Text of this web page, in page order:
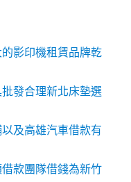
影印機租賃品牌乾
發合理新北床墊選
及高雄汽車借款有
款團隊借錢為新竹